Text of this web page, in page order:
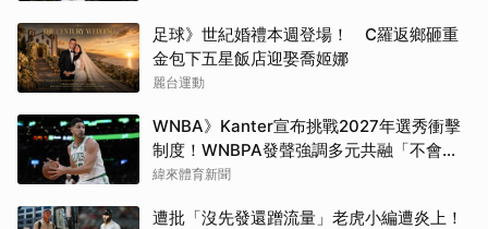
足球》世紀婚禮本週登場！ C羅返鄉砸重
金包下五星飯店迎娶喬姬娜
麗台運動
WNBA》Kanter宣布挑戰2027年選秀衝擊
制度！WNBPA發聲強調多元共融「不會成
為政治棋子」
緯來體育新聞
遭批「沒先發還蹭流量」老虎小編遭炎上！
取消